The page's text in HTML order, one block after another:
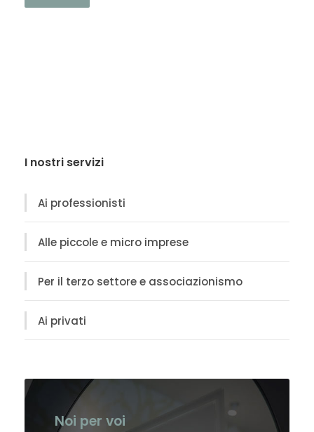
I nostri servizi
Ai professionisti
Alle piccole e micro imprese
Per il terzo settore e associazionismo
Ai privati
Noi per voi